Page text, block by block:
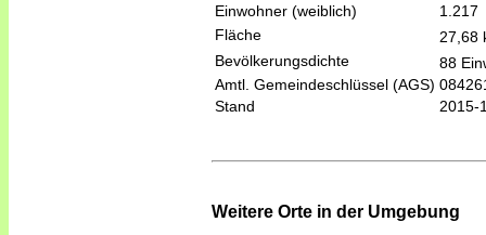
Einwohner (weiblich)
1.217
Fläche
27,68
Bevölkerungsdichte
88
Amtl. Gemeindeschlüssel (AGS)
Stand
2015-
Weitere Orte in der Umgebung